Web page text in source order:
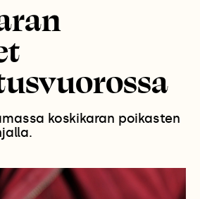
koskikaran poikasten